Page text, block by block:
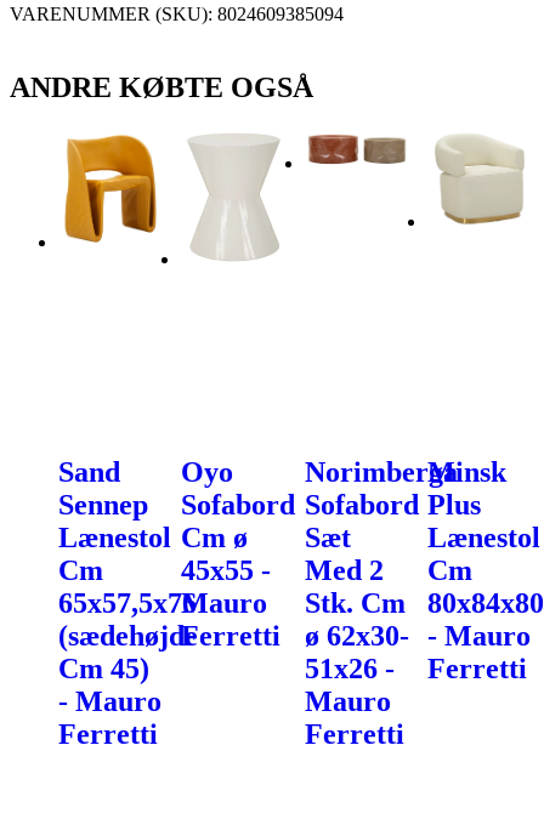
VARENUMMER (SKU): 8024609385094
ANDRE KØBTE OGSÅ
Sand
Sennep
Lænestol
Cm
65x57,5x76
(sædehøjde
Cm 45)
- Mauro
Ferretti
Oyo
Sofabord
Cm ø
45x55 -
Mauro
Ferretti
Norimberga
Sofabord
Sæt
Med 2
Stk. Cm
ø 62x30-
51x26 -
Mauro
Ferretti
Minsk
Plus
Lænestol
Cm
80x84x80
- Mauro
Ferretti